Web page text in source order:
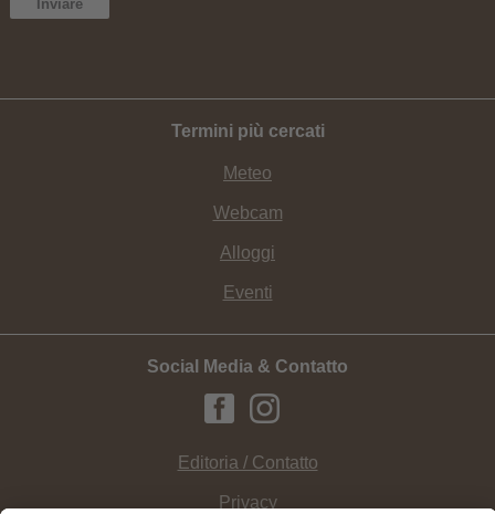
Termini più cercati
Meteo
Webcam
Alloggi
Eventi
Social Media & Contatto
Editoria / Contatto
Privacy